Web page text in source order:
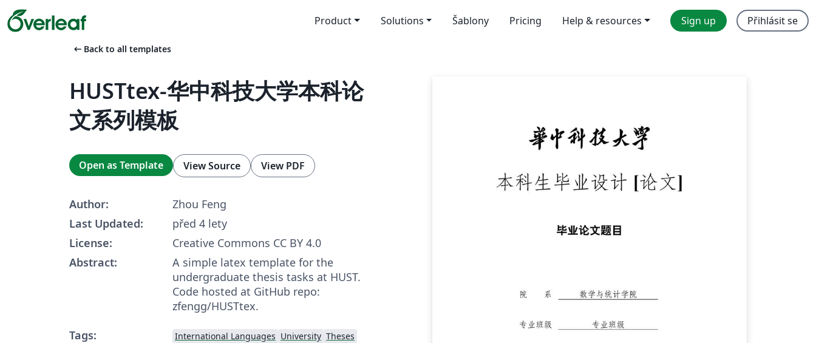
Product Solutions Šablony Pricing Help & resources Sign up Přihlásit se
arrow_left_alt Back to all templates
HUSTtex-华中科技大学本科论
文系列模板
Open as Template View Source View PDF
Author:
Zhou Feng
Last Updated:
před 4 lety
License:
Creative Commons CC BY 4.0
Abstract:
A simple latex template for the
undergraduate thesis tasks at HUST.
Code hosted at GitHub repo:
zfengg/HUSTtex.
Tags:
International Languages University Theses